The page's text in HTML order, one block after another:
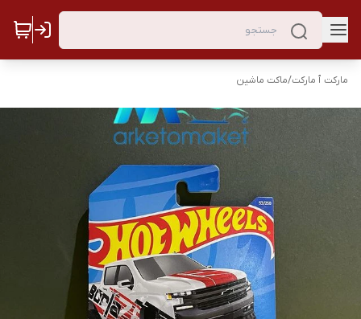
مارکت ٱ مارکت/ماکت ماشین